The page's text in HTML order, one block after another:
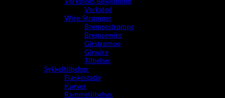
Verksted
Wire-Strømper
Bremsestrømpe
Bremsewire
Girstrømpe
Girwire
Tilbehør
Sykkeltilbehør
Flaskestativ
Kurver
Rammetilbehør